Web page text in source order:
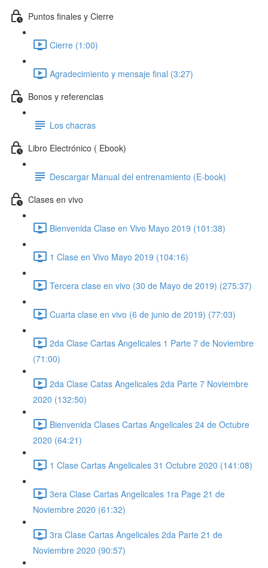
Puntos finales y Cierre
Cierre (1:00)
Agradecimiento y mensaje final (3:27)
Bonos y referencias
Los chacras
Libro Electrónico ( Ebook)
Descargar Manual del entrenamiento (E-book)
Clases en vivo
Bienvenida Clase en Vivo Mayo 2019 (101:38)
1 Clase en Vivo Mayo 2019 (104:16)
Tercera clase en vivo (30 de Mayo de 2019) (275:37)
Cuarta clase en vivo (6 de junio de 2019) (77:03)
2da Clase Cartas Angelicales 1 Parte 7 de Noviembre
(71:00)
2da Clase Catas Angelicales 2da Parte 7 Noviembre
2020 (132:50)
Bienvenida Clases Cartas Angelicales 24 de Octubre
2020 (64:21)
1 Clase Cartas Angelicales 31 Octubre 2020 (141:08)
3era Clase Cartas Angelicales 1ra Page 21 de
Noviembre 2020 (61:32)
3ra Clase Cartas Angelicales 2da Parte 21 de
Noviembre 2020 (90:57)